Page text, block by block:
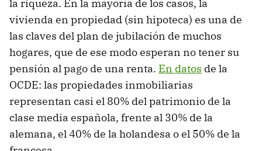
la riqueza. En la mayoría de los casos, la
vivienda en propiedad (sin hipoteca) es una de
las claves del plan de jubilación de muchos
hogares, que de ese modo esperan no tener su
pensión al pago de una renta. En datos de la
OCDE: las propiedades inmobiliarias
representan casi el 80% del patrimonio de la
clase media española, frente al 30% de la
alemana, el 40% de la holandesa o el 50% de la